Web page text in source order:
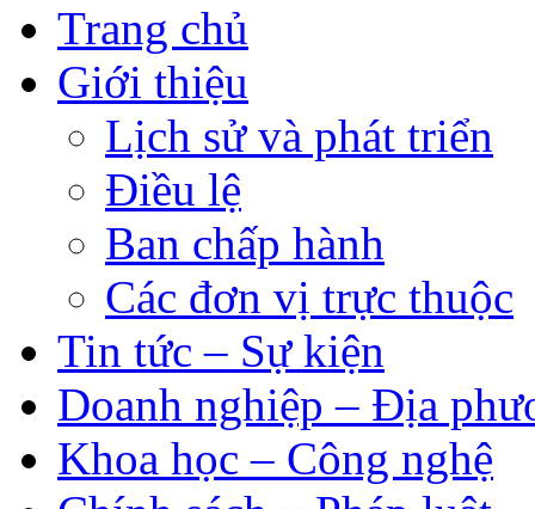
Trang chủ
Giới thiệu
Lịch sử và phát triển
Điều lệ
Ban chấp hành
Các đơn vị trực thuộc
Tin tức – Sự kiện
Doanh nghiệp – Địa
Khoa học – Công nghệ